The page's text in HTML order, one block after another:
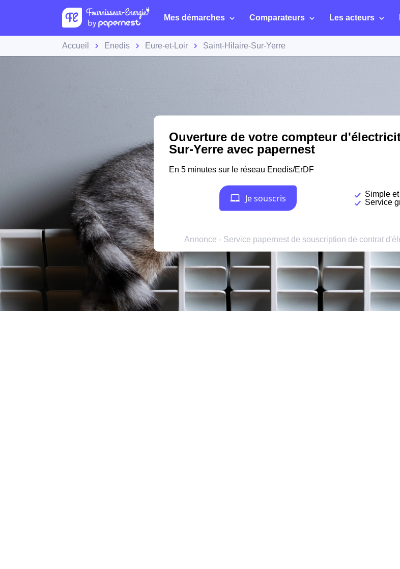
Mes démarches Comparateurs Les acteurs
Accueil Enedis Eure-et-Loir Saint-Hilaire-Sur-Yerre